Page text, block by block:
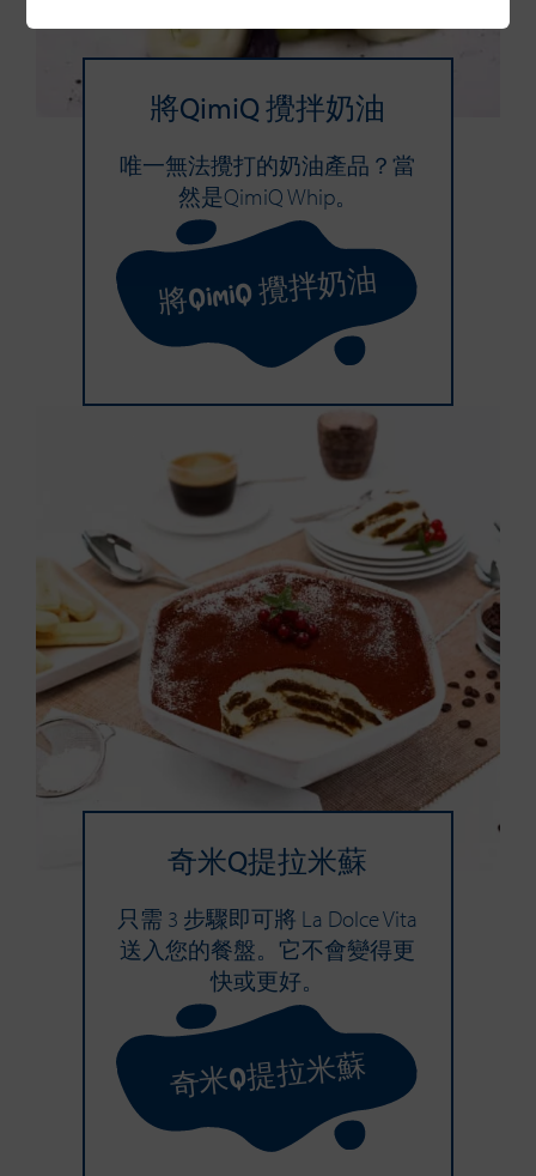
將QimiQ 攪拌奶油
唯一無法攪打的奶油產品？當
然是QimiQ Whip。
將QimiQ 攪拌奶油
奇米Q提拉米蘇
只需 3 步驟即可將 La Dolce Vita
送入您的餐盤。它不會變得更
快或更好。
奇米Q提拉米蘇